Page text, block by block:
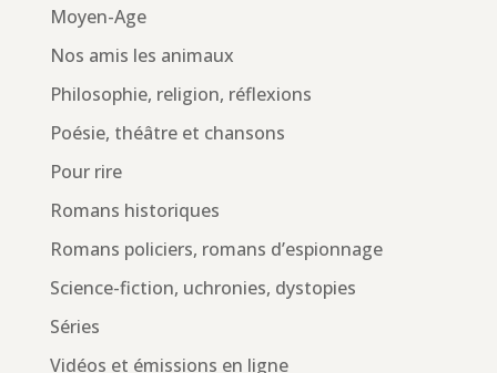
Moyen-Age
Nos amis les animaux
Philosophie, religion, réflexions
Poésie, théâtre et chansons
Pour rire
Romans historiques
Romans policiers, romans d’espionnage
Science-fiction, uchronies, dystopies
Séries
Vidéos et émissions en ligne